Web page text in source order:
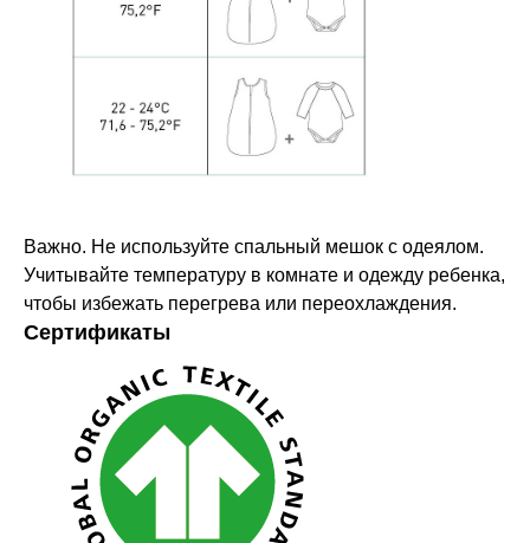
Важно. Не используйте спальный мешок с одеялом.
Учитывайте температуру в комнате и одежду ребенка,
чтобы избежать перегрева или переохлаждения.
Сертификаты
Оставайтесь в курсе новостей и
узнавайте первыми о наших
новинках